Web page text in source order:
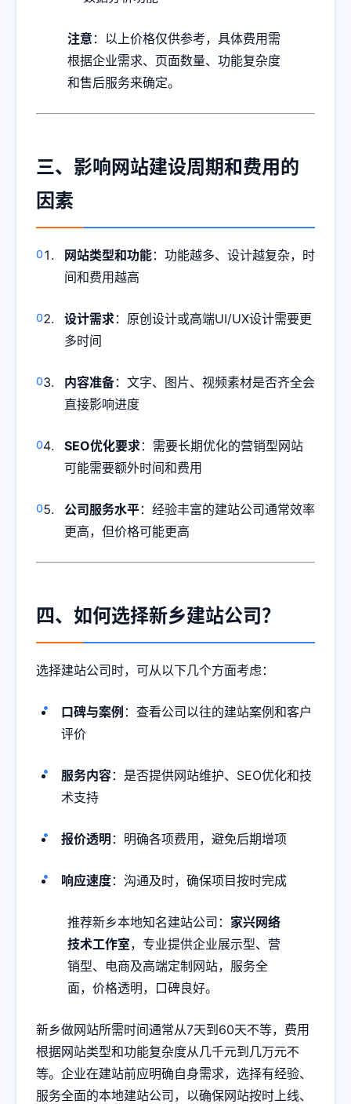
注意 ：以上价格仅供参考，具体费用需
根据企业需求、页面数量、功能复杂度
和售后服务来确定。
三、影响网站建设周期和费用的
因素
网站类型和功能：功能越多、设计越复杂，时
间和费用越高
设计需求：原创设计或高端UI/UX设计需要更
多时间
内容准备：文字、图片、视频素材是否齐全会
直接影响进度
SEO优化要求：需要长期优化的营销型网站
可能需要额外时间和费用
公司服务水平：经验丰富的建站公司通常效率
更高，但价格可能更高
四、如何选择新乡建站公司？
选择建站公司时，可从以下几个方面考虑：
口碑与案例 ：查看公司以往的建站案例和客户
评价
服务内容：是否提供网站维护、SEO优化和技
术支持
报价透明 ：明确各项费用，避免后期增项
响应速度：沟通及时，确保项目按时完成
推荐新乡本地知名建站公司： 家兴网络
技术工作室，专业提供企业展示型、营
销型、电商及高端定制网站，服务全
面，价格透明，口碑良好。
新乡做网站所需时间通常从7天到60天不等，费用
根据网站类型和功能复杂度从几千元到几万元不
等。企业在建站前应明确自身需求，选择有经验、
服务全面的本地建站公司，以确保网站按时上线、